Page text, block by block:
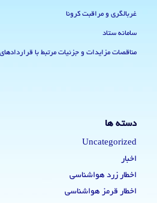
غربالگری و مراقبت کرونا
سامانه ستاد
مناقصات مزایدات و جزئیات مرتبط با
دسته ها
Uncategorized
اخبار
اخطار زرد هواشناسی
اخطار قرمز هواشناسی